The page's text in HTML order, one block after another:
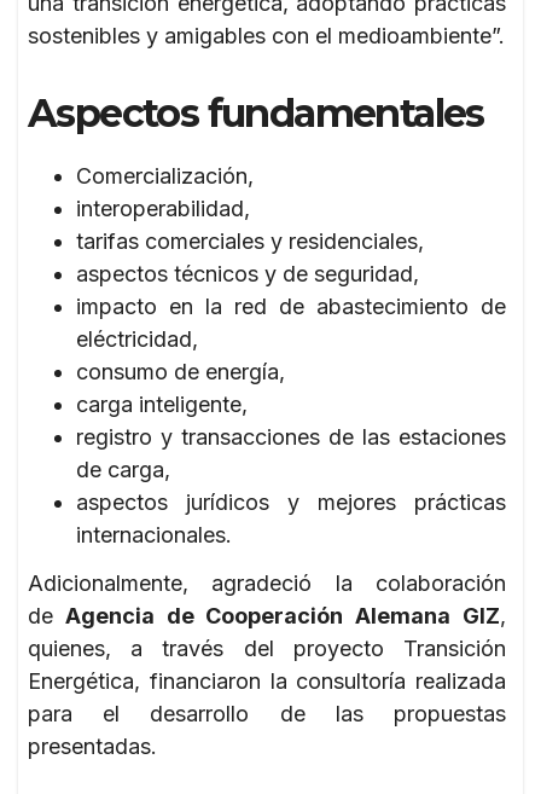
sostenibles y amigables con el medioambiente”.
Aspectos fundamentales
Comercialización,
interoperabilidad,
tarifas comerciales y residenciales,
aspectos técnicos y de seguridad,
impacto en la red de abastecimiento de
eléctricidad,
consumo de energía,
carga inteligente,
registro y transacciones de las estaciones
de carga,
aspectos jurídicos y mejores prácticas
internacionales.
Adicionalmente, agradeció la colaboración
de Agencia de Cooperación Alemana GIZ,
quienes, a través del proyecto Transición
Energética, financiaron la consultoría realizada
para el desarrollo de las propuestas
presentadas.